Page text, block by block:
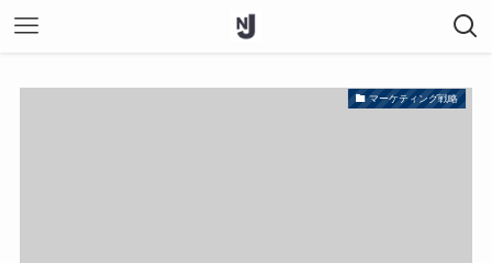
マーケティング戦略